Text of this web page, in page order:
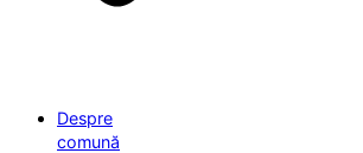
Despre
comună